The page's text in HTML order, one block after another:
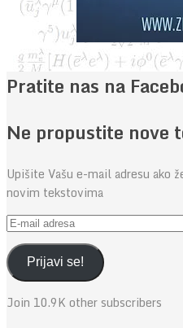
Pratite nas na
Ne propustite nove
Upišite Vašu e-mail adresu ako
novim tekstovima
E-
mail
adresaPrijavi se!
Join 10.9K other subscribers